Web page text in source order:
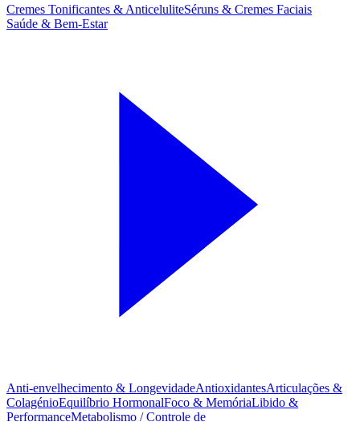
Cremes Tonificantes & AnticeluliteSéruns & Cremes Faciais
Saúde & Bem-Estar
Anti-envelhecimento & LongevidadeAntioxidantesArticulações &
ColagénioEquilíbrio HormonalFoco & MemóriaLibido &
PerformanceMetabolismo / Controle de